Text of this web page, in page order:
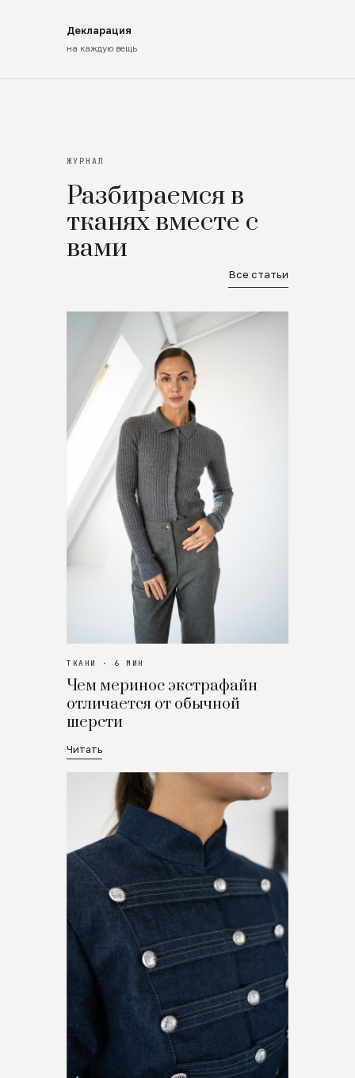
Декларация
на каждую вещь
ЖУРНАЛ
Разбираемся в
тканях вместе с
вами
Все статьи
ТКАНИ · 6 МИН
Чем меринос экстрафайн
отличается от обычной
шерсти
Читать